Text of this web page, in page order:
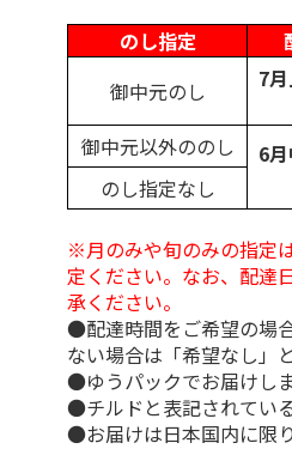
のし指定
御中元のし
7
御中元以外ののし 6
のし指定なし
※月のみや旬のみの指定
定ください。なお、配達
承ください。
●配達時間をご希望の場
ない場合は「希望なし」
●ゆうパックでお届けしま
●チルドと表記されてい
●お届けは日本国内に限り